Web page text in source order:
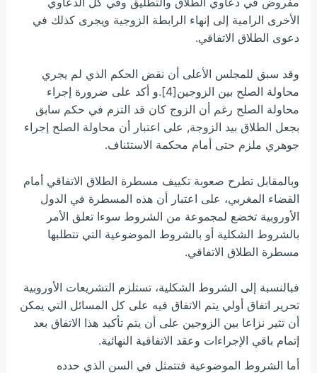
الأخرى الرامية إلى إنهاء الرابطة الزوجية ويجرى كذلك في
دعوى الطلاق الاتفاقي.
وقد سبق للمجلس الأعلى أن نقض الحكم الذي لم يجري
محاولة الصلح بين الزوجين[4].و أكد على ضرورة إجراء
محاولة الصلح رغم أن الزوج كان قد التزم في حكم سابق
بجعل الطلاق بيد الزوجة, على اعتبار أن محاولة الصلح إجراء
جوهري ملزم حتى أمام محكمة الاستئناف.
وبالمقابل تطرح صعوبة تكييف مسطرة الطلاق الاتفاقي أمام
القضاء المغربي، على اعتبار أن هذه المسطرة في الدول
الأوروبية تخضع لمجموعة من الشروط سوءا تعلق الأمر
بالشروط الشكلية أو بالشروط الموضوعية التي تتطلبها
مسطرة الطلاق الاتفاقي.
فبالنسبة إلى الشروط الشكلية، تستلزم التشريعات الأوروبية
تحرير اتفاق أولي يتم الاتفاق فيه على كل المسائل التي يمكن
أن تثير نزاعا بين الزوجين على أن يتم تأكيد هذا الاتفاق بعد
إتمام باقي الإجراءات وعقد الاتفاقية النهائية.
أما الشروط الموضوعية فتتمثل في السن الذي حدده